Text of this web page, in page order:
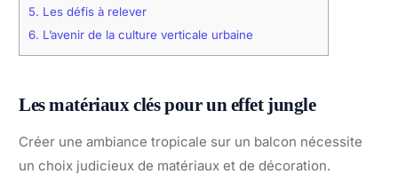
5. Les défis à relever
6. L’avenir de la culture verticale urbaine
Les matériaux clés pour un effet jungle
Créer une ambiance tropicale sur un balcon nécessite
un choix judicieux de matériaux et de décoration.